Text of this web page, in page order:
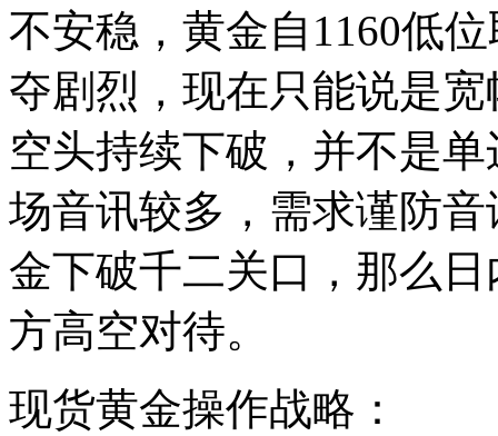
不安稳，黄金自1160低
夺剧烈，现在只能说是
空头持续下破，并不是
场音讯较多，需求谨防
金下破千二关口，那么
方高空对待。
现货黄金操作战略：